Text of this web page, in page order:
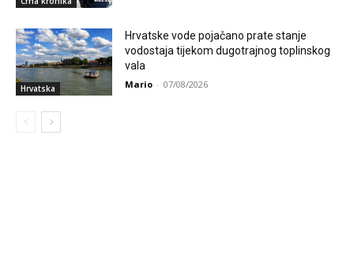
Hrvatska
Hrvatske vode pojačano prate stanje
vodostaja tijekom dugotrajnog toplinskog
vala
Mario - 07/08/2026